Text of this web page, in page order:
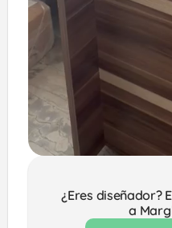
¿Eres diseñador?
a